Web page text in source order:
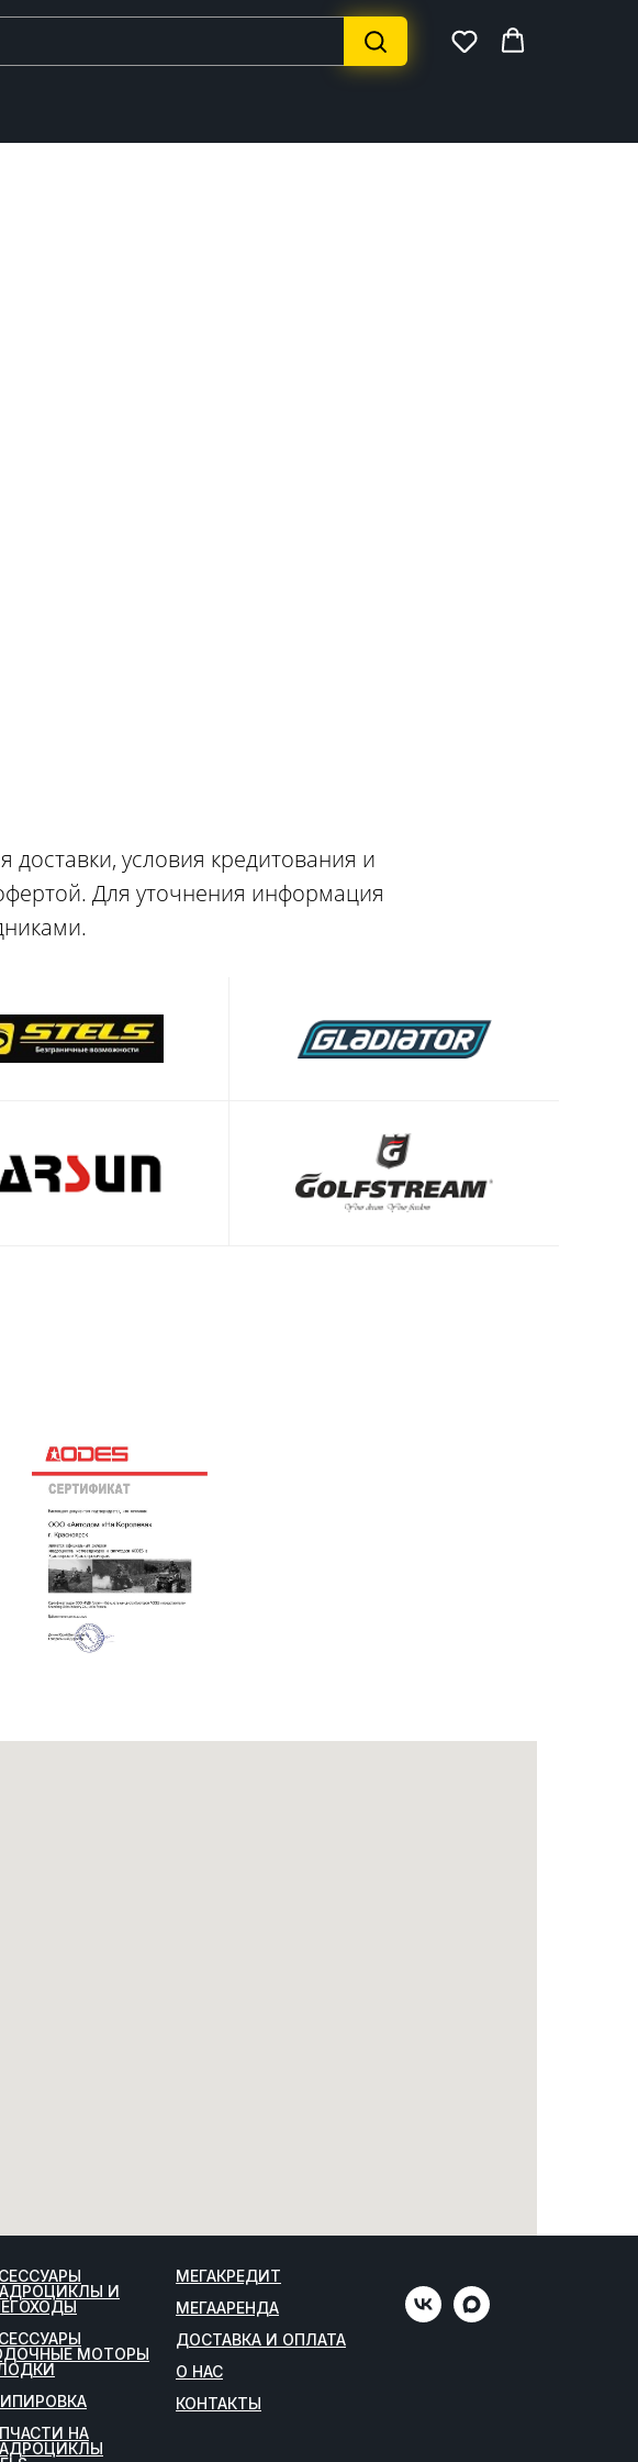
доставки, условия кредитования и
Для уточнения информация
И
МОТОРЫ
НА
МЕГАКРЕДИТ
МЕГААРЕНДА
ДОСТАВКА И ОПЛАТА
О НАС
КОНТАКТЫ